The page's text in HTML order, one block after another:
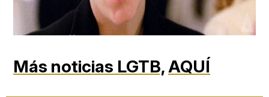
Más noticias LGTB,AQUÍ